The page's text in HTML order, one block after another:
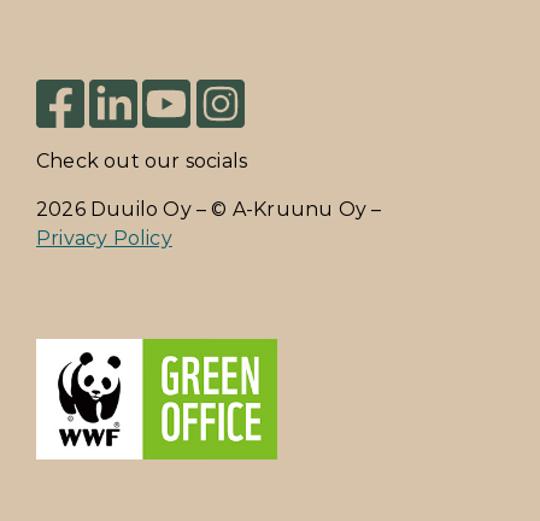
Check out our socials
2026 Duuilo Oy – © A-Kruunu Oy –
Privacy Policy